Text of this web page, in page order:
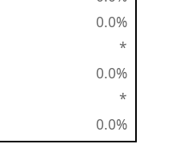
0.0%
*
0.0%
*
0.0%